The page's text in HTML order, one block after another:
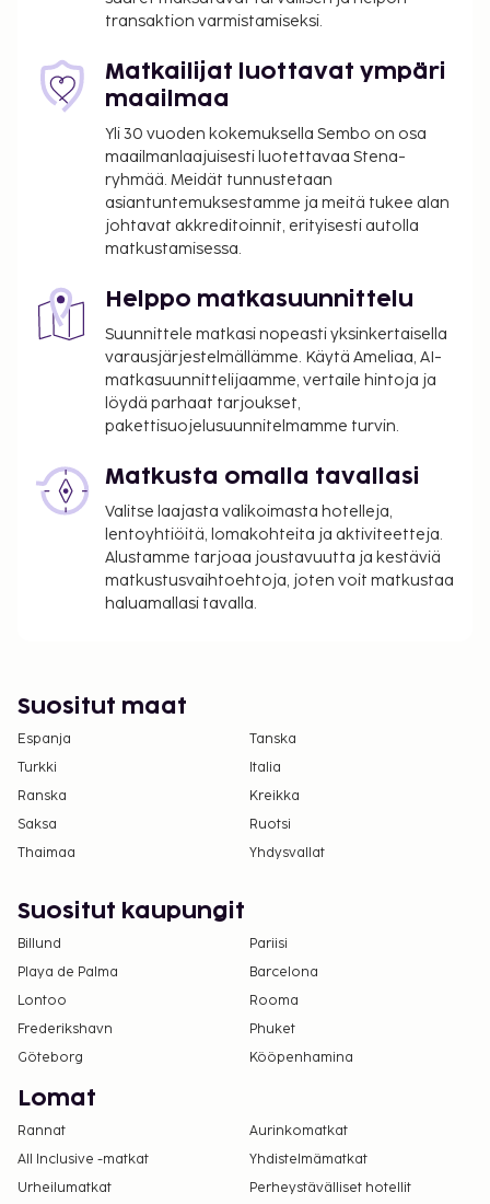
sanomalehdet aulassa ja
kuivapesula-/pesulapalvelut. Hotellin tarjoamiin
harrastuksiin/mukavuuksiin kuuluu sisäuima-allas,
poreallas ja sauna. Tämän hotellin palveluihin kuuluu
muun muassa ilmainen langaton internetyhteys,
suksivarasto ja takka aulassa. Tämä hotelli tarjoaa
asiakkailleen ravintolan. Palveluihin kuuluu myös
huonepalvelu. Baarissa voit nauttia raikasta
juotavaa. Tämän majoituspaikan virallisen
tähtiluokituksen on myöntänyt Ranskan turismin
Majoituspaikka veloittaa seuraavat paikan päällä
suoritettavat maksut. Maksuihin saattaa sisältyä
sovellettavat verot:
Kaupungin perimä vero: 1.70 EUR per henkilö
per yö. Tätä veroa ei peritä alle 18 vuotta
Tässä on mainittu kaikki majoituspaikan meille
ilmoittamat maksut.
Pysäköintimaksu lähellä sijaitsevalla
pysäköintialueella: 17 EUR per yö (150 metrin
päässä)
takuumaksut eivät välttämättä sisällä veroja, ja ne
Kansallisten määräysten vuoksi käteismaksut
eivät voi ylittää 1000 EUR:n suuruista summaa
varausvahvistuksessa olevien tietojen avulla.
transaktion varmistamiseksi.
Matkailijat luottavat ympäri
maailmaa
Yli 30 vuoden kokemuksella Sembo on osa
maailmanlaajuisesti luotettavaa Stena-
ryhmää. Meidät tunnustetaan
asiantuntemuksestamme ja meitä tukee alan
johtavat akkreditoinnit, erityisesti autolla
matkustamisessa.
Helppo matkasuunnittelu
Suunnittele matkasi nopeasti yksinkertaisella
varausjärjestelmällämme. Käytä Ameliaa, AI-
matkasuunnittelijaamme, vertaile hintoja ja
löydä parhaat tarjoukset,
pakettisuojelusuunnitelmamme turvin.
Matkusta omalla tavallasi
Valitse laajasta valikoimasta hotelleja,
lentoyhtiöitä, lomakohteita ja aktiviteetteja.
Alustamme tarjoaa joustavuutta ja kestäviä
matkustusvaihtoehtoja, joten voit matkustaa
haluamallasi tavalla.
Suositut maat
Espanja
Tanska
Turkki
Italia
Ranska
Kreikka
Saksa
Ruotsi
Thaimaa
Yhdysvallat
Suositut kaupungit
Billund
Pariisi
Playa de Palma
Barcelona
Lontoo
Rooma
Frederikshavn
Phuket
Göteborg
Kööpenhamina
Lomat
Rannat
Aurinkomatkat
All Inclusive -matkat
Yhdistelmämatkat
Urheilumatkat
Perheystävälliset hotellit